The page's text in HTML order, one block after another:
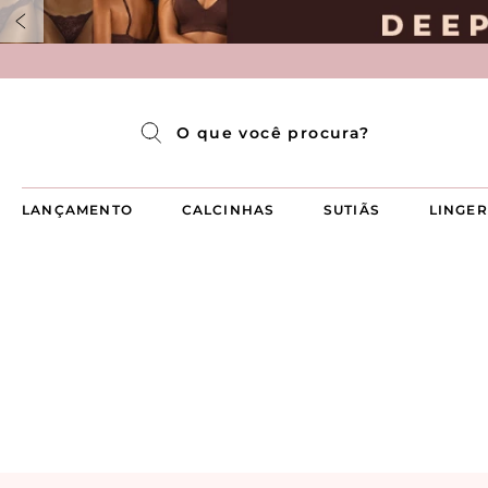
LANÇAMENTO CALCINHAS SUTIÃS
Pijama Longo Americado Aberto Luma
Pijama Capri Aberto
Pijama Curto Aberto